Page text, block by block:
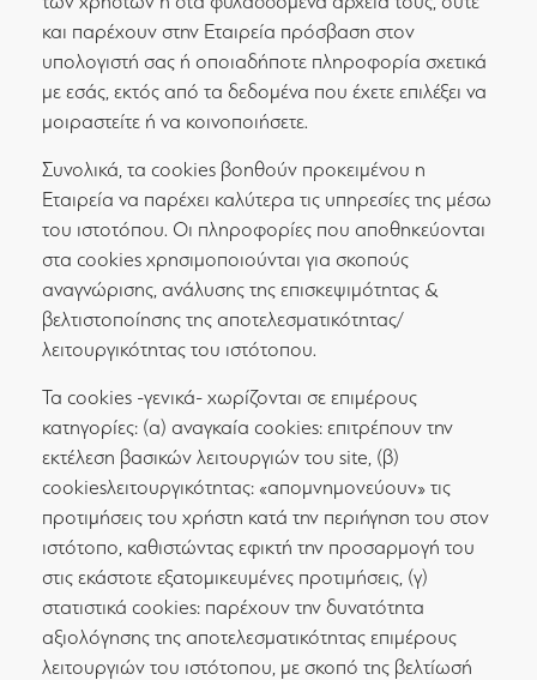
και παρέχουν στην Εταιρεία πρόσβαση στον
υπολογιστή σας ή οποιαδήποτε πληροφορία σχετικά
με εσάς, εκτός από τα δεδομένα που έχετε επιλέξει να
μοιραστείτε ή να κοινοποιήσετε.
Συνολικά, τα cookies βοηθούν προκειμένου η
Εταιρεία να παρέχει καλύτερα τις υπηρεσίες της μέσω
του ιστοτόπου. Οι πληροφορίες που αποθηκεύονται
στα cookies χρησιμοποιούνται για σκοπούς
αναγνώρισης, ανάλυσης της επισκεψιμότητας &
βελτιστοποίησης της αποτελεσματικότητας/
λειτουργικότητας του ιστότοπου.
Τα cookies -γενικά- χωρίζονται σε επιμέρους
κατηγορίες: (α) αναγκαία cookies: επιτρέπουν την
εκτέλεση βασικών λειτουργιών του site, (β)
cookiesλειτουργικότητας: «απομνημονεύουν» τις
προτιμήσεις του χρήστη κατά την περιήγηση του στον
ιστότοπο, καθιστώντας εφικτή την προσαρμογή του
στις εκάστοτε εξατομικευμένες προτιμήσεις, (γ)
στατιστικά cookies: παρέχουν την δυνατότητα
αξιολόγησης της αποτελεσματικότητας επιμέρους
λειτουργιών του ιστότοπου, με σκοπό της βελτίωσή